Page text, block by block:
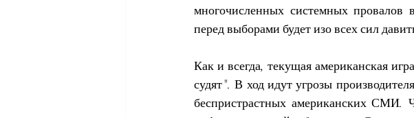
многочисленных системных
перед выборами будет изо всех сил
Как и всегда, текущая американская
судят". В ход идут угрозы
беспристрастных американских СМИ.